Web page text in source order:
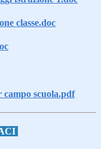
classe.doc
campo scuola.pdf